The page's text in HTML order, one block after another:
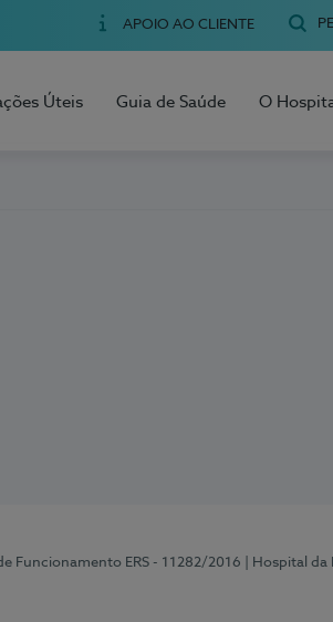
APOIO AO CLIENTE
Úteis Guia de Saúde O
Funcionamento ERS - 11282/2016 | Hospital da